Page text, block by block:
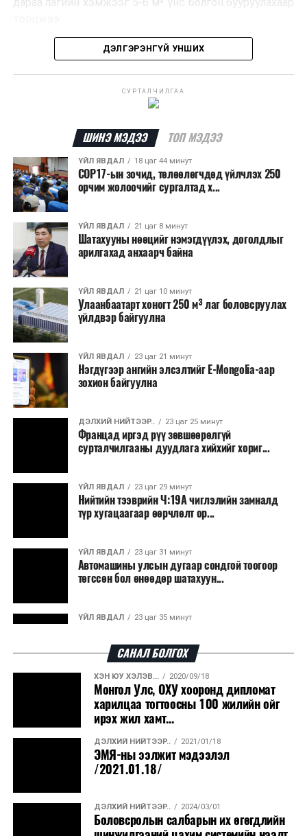
Төслийн техник, эдийн засгийн үндэслэлийг
магадлалын ерөнхий дүгнэлтээр баталгаажуулсан
Мөн Нийслэлийн иргэдийн Төлөөлөгчдийн Хурлын
2025 оны 25/01 дүгээр тогтоолоор баталсан “Төр,
хувийн хэвшлийн түншлэлээр нийслэлд хэрэгжүүлэх
төслийн жагсаалт”-д лаг хатааж, шатаах үйлдвэр
барих төслийг төр, хувийн хэвшлийн түншлэлийн
хэлбэрээр хэрэгжүүлэхээр тусгажээ.
Лаг хатаах, шатаах технологи нь бохир ус цэвэрлэх
байгууламжаас гардаг лагийг байгаль орчинд аюулгүй
аргаар боловсруулж, эзлэхүүнийг эрс бууруулах
зориулалттай. Лагийг өндөр температурт шатааснаар
эзлэхүүн нь 90 хүртэл хувиар буурч, бактери, вирус
болон бусад өвчин үүсгэгч бичил биетнийг устгах
боломжтой.
Түүнчлэн шаталтын явцад үүсэх дулааныг цахилгаан
болон дулааны эрчим хүч үйлдвэрлэхэд ашиглаж
болдог. Зарим технологийн хувьд шаталтын дараа
үлдэх үнснээс фосфор зэрэг ашигт эрдсийг сэргээн
авах боломжтой аж.
Япон, Герман, Швейцар, Нидерланд, Өмнөд Солонгос
зэрэг улс лаг хатаах, шатаах технологийг ашиглаж
байна. Тухайлбал, Германд лаг шатаах үйлдвэрээс
ашигладаг бол Нидерландад төвлөрсөн лаг
боловсруулах үйлдвэрүүдээр дулаан, цахилгаан
эрчим хүч үйлдвэрлэдэг.
Ийнхүү лаг хатаах, шатаах технологийг лагийн
эзлэхүүнийг бууруулахын зэрэгцээ эрчим хүч
үйлдвэрлэх, нөөцийг дахин ашиглах чиглэлээр олон
улсад өргөн ашиглаж байна.
ДЭЛГЭРЭНГҮЙ УНШИХ
СУРТАЛЧИЛГАА
ШИНЭ МЭДЭЭ ТОП МЭДЭЭ
ҮЙЛ ЯВДАЛ 18 цаг 44 минут
COP17-ын зочид, төлөөлөгчдөд үйлчлэх 250
орчим жолоочийг сургалтад х...
ҮЙЛ ЯВДАЛ 21 цаг 8 минут
Шатахууны нөөцийг нэмэгдүүлэх, доголдлыг
арилгахад анхаарч байна
ҮЙЛ ЯВДАЛ 21 цаг 10 минут
Улаанбаатарт хоногт 250 м³ лаг боловсруулах
үйлдвэр байгуулна
ҮЙЛ ЯВДАЛ 23 цаг 21 минут
Нэгдүгээр ангийн элсэлтийг E-Mongolia-аар
зохион байгуулна
ДЭЛХИЙ НИЙТЭЭР.. 23 цаг 25 минут
Францад иргэд рүү зөвшөөрөлгүй
сурталчилгааны дуудлага хийхийг хориг...
ҮЙЛ ЯВДАЛ 23 цаг 29 минут
Нийтийн тээврийн Ч:19А чиглэлийн замналд
түр хугацаагаар өөрчлөлт ор...
ҮЙЛ ЯВДАЛ 23 цаг 31 минут
Автомашины улсын дугаар сондгой тоогоор
төгссөн бол өнөөдөр шатахуун...
ҮЙЛ ЯВДАЛ 23 цаг 35 минут
ДЭЛХИЙ НИЙТЭЭР.. 2026/08/06
“Уралдронзавод” компанийн ерөнхий
захирлын автомашиныг дэлбэлжээ...
ҮЙЛ ЯВДАЛ
Сүхбаатар боомтоор тав хоногт 10 мянга гаруй
тонн АИ-92 автобензин и...
ДЭЛХИЙ НИЙТЭЭР.. 2026/08/06
Вашингтон мужийн ой хээрийн түймрийг
САНАЛ БОЛГОХ
ХЭН ЮУ ХЭЛЭВ... 2020/09/18
Монгол Улс, ОХУ хооронд дипломат
харилцаа тогтоосны 100 жилийн ойг
ирэх жил хамт...
ДЭЛХИЙ НИЙТЭЭР.. 2021/01/18
ЭМЯ-ны ээлжит мэдээлэл
/2021.01.18/
ДЭЛХИЙ НИЙТЭЭР.. 2024/03/01
Боловсролын салбарын их өгөгдлийн